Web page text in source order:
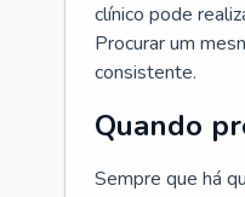
clínico pode
Procurar um
consistente.
Quando
Sempre que há